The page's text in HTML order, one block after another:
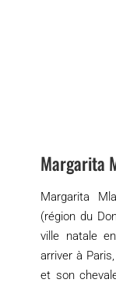
Margarita
Margarita
(région du
ville natale
arriver à
et son